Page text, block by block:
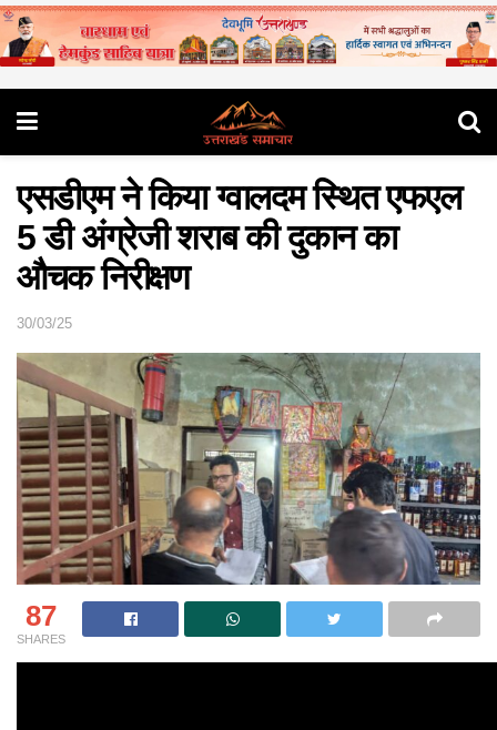
एसडीएम ने किया ग्वालदम स्थित एफएल
5 डी अंग्रेजी शराब की दुकान का
औचक निरीक्षण
30/03/25
87
SHARES